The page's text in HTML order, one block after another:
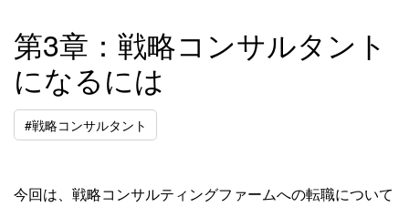
第3章：戦略コンサルタント
になるには
#戦略コンサルタント
今回は、戦略コンサルティングファームへの転職について